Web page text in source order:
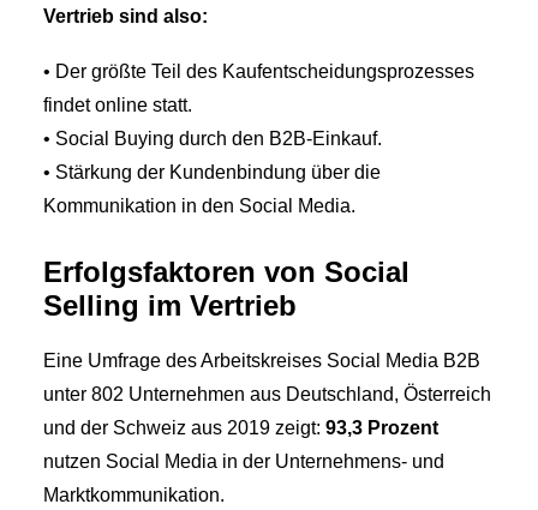
Vertrieb sind also:
• Der größte Teil des Kaufentscheidungsprozesses
findet online statt.
• Social Buying durch den B2B-Einkauf.
• Stärkung der Kundenbindung über die
Kommunikation in den Social Media.
Erfolgsfaktoren von Social
Selling im Vertrieb
Eine Umfrage des Arbeitskreises Social Media B2B
unter 802 Unternehmen aus Deutschland, Österreich
und der Schweiz aus 2019 zeigt: 93,3 Prozent
nutzen Social Media in der Unternehmens- und
Marktkommunikation.